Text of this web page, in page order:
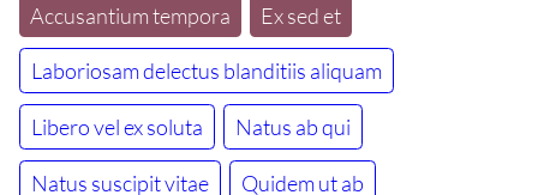
Accusantium tempora
Ex sed et
Laboriosam delectus blanditiis aliquam
Libero vel ex soluta Natus ab qui
Natus suscipit vitae Quidem ut ab